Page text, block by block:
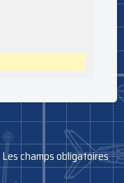
Les champs obligatoires